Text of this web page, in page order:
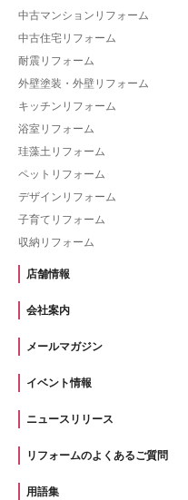
中古マンションリフォーム
中古住宅リフォーム
耐震リフォーム
外壁塗装・外壁リフォーム
キッチンリフォーム
浴室リフォーム
珪藻土リフォーム
ペットリフォーム
デザインリフォーム
子育てリフォーム
収納リフォーム
店舗情報
会社案内
メールマガジン
イベント情報
ニュースリリース
リフォームのよくあるご質問
用語集